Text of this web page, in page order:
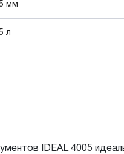
мм
л
IDEAL 4005